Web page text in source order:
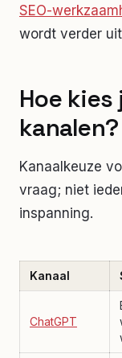
SEO-
wordt verder
Hoe
kanalen?
Kanaalkeuze
vraag; niet
inspanning.
Kanaal
ChatGPT